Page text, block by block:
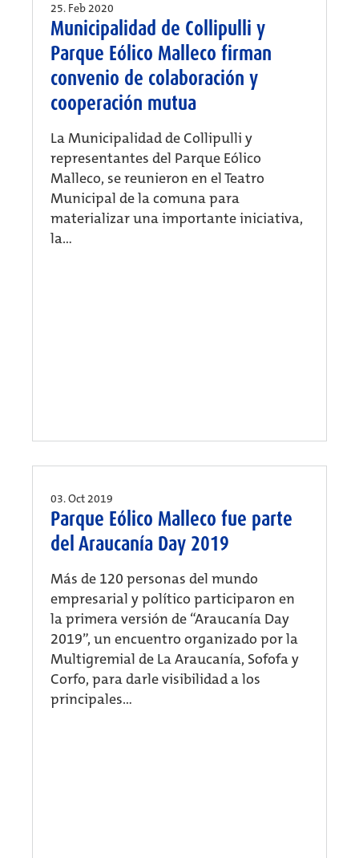
25. Feb 2020
Municipalidad de Collipulli y
Parque Eólico Malleco firman
convenio de colaboración y
cooperación mutua
La Municipalidad de Collipulli y
representantes del Parque Eólico
Malleco, se reunieron en el Teatro
Municipal de la comuna para
materializar una importante iniciativa,
la...
03. Oct 2019
Parque Eólico Malleco fue parte
del Araucanía Day 2019
Más de 120 personas del mundo
empresarial y político participaron en
la primera versión de “Araucanía Day
2019”, un encuentro organizado por la
Multigremial de La Araucanía, Sofofa y
Corfo, para darle visibilidad a los
principales...